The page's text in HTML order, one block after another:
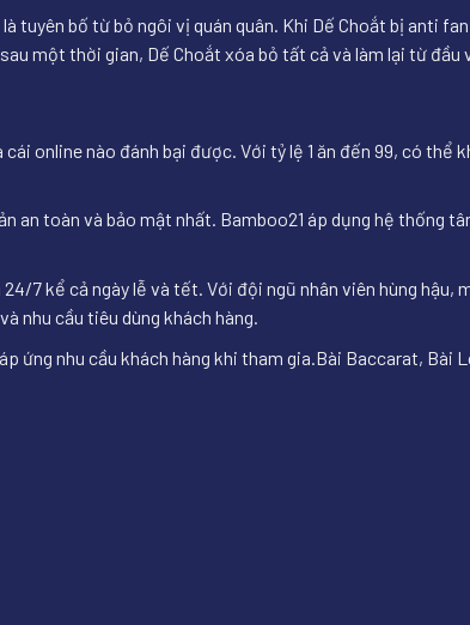
tuyên bố từ bỏ ngôi vị quán quân. Khi Dế Choắt bị anti
một thời gian, Dế Choắt xóa bỏ tất cả và làm lại từ đầu
online nào đánh bại được. Với tỷ lệ 1 ăn đến 99, có thể
an toàn và bảo mật nhất. Bamboo21 áp dụng hệ thống
7 kể cả ngày lễ và tết. Với đội ngũ nhân viên hùng
nhu cầu tiêu dùng khách hàng.
ứng nhu cầu khách hàng khi tham gia. Bài Baccarat, Bài